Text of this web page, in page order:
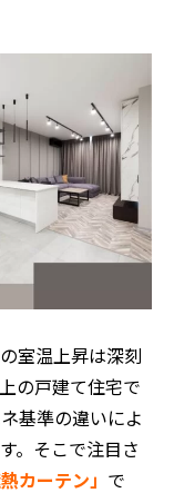
室温上昇は深刻
の戸建て住宅で
基準の違いによ
。そこで注目さ
熱カーテン」 で